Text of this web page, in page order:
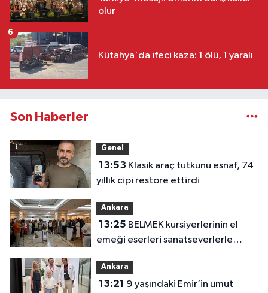
olur
Kütahya'da ifeci kaza: 1 ölü, 1 yaralı
6
Son Haberler
Genel
13:53
yıllık cipi restore ettirdi
Ankara
13:25
emeği eserleri sanatseverlerle
buluşuyor
Ankara
13:21